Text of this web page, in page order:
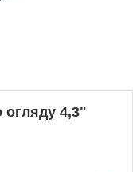
огляду 4,3"